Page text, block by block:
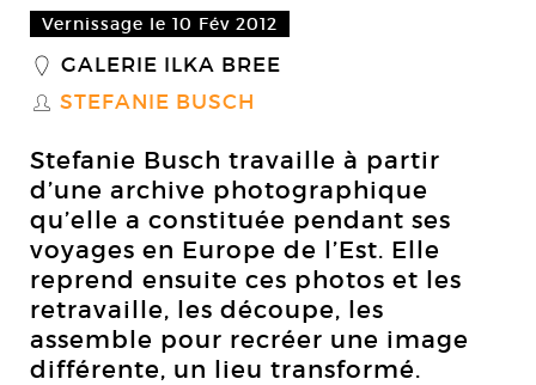
Vernissage le 10 Fév 2012
_ GALERIE ILKA BREE
S STEFANIE BUSCH
Stefanie Busch travaille à partir
d’une archive photographique
qu’elle a constituée pendant ses
voyages en Europe de l’Est. Elle
reprend ensuite ces photos et les
retravaille, les découpe, les
assemble pour recréer une image
différente, un lieu transformé.